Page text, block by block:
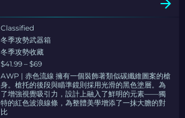
Classified
冬季攻勢武器箱
冬季攻勢收藏
$41.99 – $69
AWP | 赤色流線 擁有一個裝飾著類似碳纖維圖案的槍
身。槍托的後段與瞄準鏡則採用光滑的黑色塗層。為
了增強視覺吸引力，設計上融入了鮮明的元素——獨
特的紅色波浪線條，為整體美學增添了一抹大膽的對
比